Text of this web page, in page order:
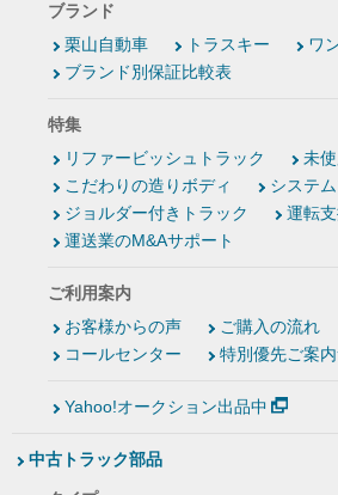
ブランド
栗山自動車
トラスキー
ワ
ブランド別保証比較表
特集
リファービッシュトラック
未
こだわりの造りボディ
システ
ジョルダー付きトラック
運転
運送業のM&Aサポート
ご利用案内
お客様からの声
ご購入の流れ
コールセンター
特別優先ご案
Yahoo!オークション出品中
中古トラック部品